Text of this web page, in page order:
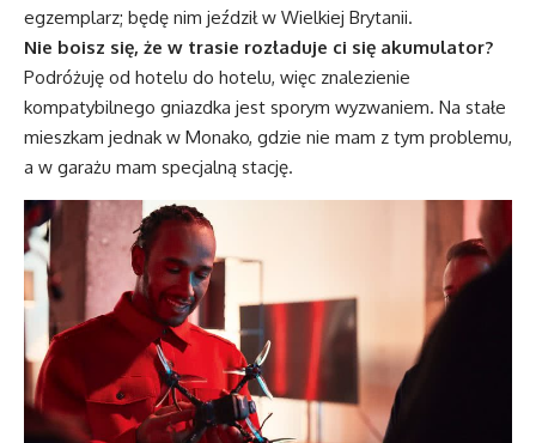
egzemplarz; będę nim jeździł w Wielkiej Brytanii.
Nie boisz się, że w trasie rozładuje ci się akumulator?
Podróżuję od hotelu do hotelu, więc znalezienie
kompatybilnego gniazdka jest sporym wyzwaniem. Na stałe
mieszkam jednak w Monako, gdzie nie mam z tym problemu,
a w garażu mam specjalną stację.